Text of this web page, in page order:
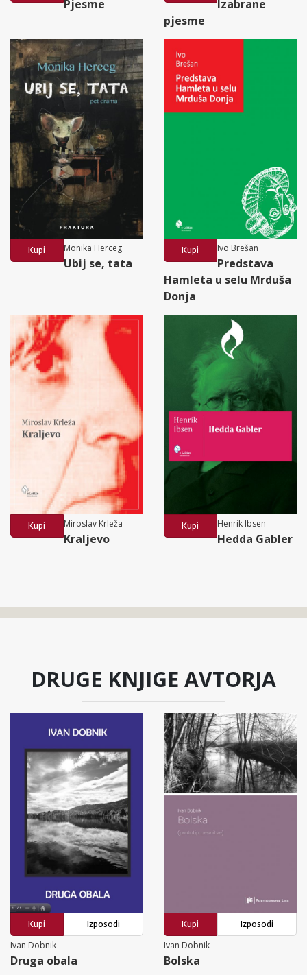
Pjesme
Izabrane
pjesme
Kupi Monika Herceg
Ubij se, tata
Kupi Ivo Brešan
Predstava
Hamleta u selu Mrduša
Donja
Kupi Miroslav Krleža
Kraljevo
Kupi Henrik Ibsen
Hedda Gabler
DRUGE KNJIGE AVTORJA
Kupi
Izposodi
Ivan Dobnik
Druga obala
Kupi
Izposodi
Ivan Dobnik
Bolska